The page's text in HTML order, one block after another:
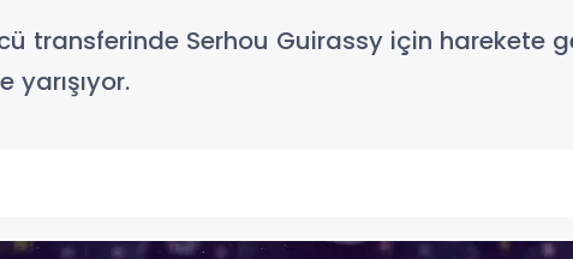
transferinde Serhou Guirassy için harekete
yarışıyor.